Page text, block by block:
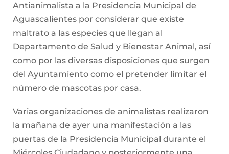
Antianimalista a la Presidencia Municipal de
Aguascalientes por considerar que existe
maltrato a las especies que llegan al
Departamento de Salud y Bienestar Animal, así
como por las diversas disposiciones que surgen
del Ayuntamiento como el pretender limitar el
número de mascotas por casa.
Varias organizaciones de animalistas realizaron
la mañana de ayer una manifestación a las
puertas de la Presidencia Municipal durante el